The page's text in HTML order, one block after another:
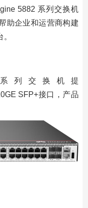
5882 系列交换机
助企业和运营商构建
系列交换机提
SFP+接口，产品